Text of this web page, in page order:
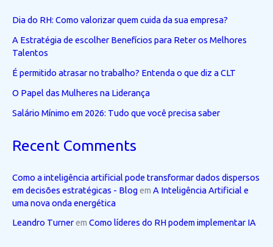
Dia do RH: Como valorizar quem cuida da sua empresa?
A Estratégia de escolher Benefícios para Reter os Melhores
Talentos
É permitido atrasar no trabalho? Entenda o que diz a CLT
O Papel das Mulheres na Liderança
Salário Mínimo em 2026: Tudo que você precisa saber
Recent Comments
Como a inteligência artificial pode transformar dados dispersos
em decisões estratégicas - Blogem A Inteligência Artificial e
uma nova onda energética
Leandro Turnerem Como líderes do RH podem implementar IA